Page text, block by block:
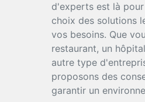
d'experts est là
choix des solutions
vos besoins. Que
restaurant, un
autre type
proposons des
garantir un